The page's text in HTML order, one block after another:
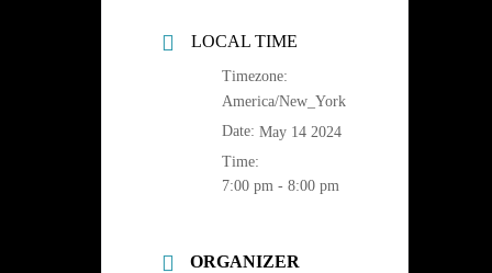
LOCAL TIME
Timezone:
America/New_York
Date: May 14 2024
Time:
7:00 pm - 8:00 pm
ORGANIZER